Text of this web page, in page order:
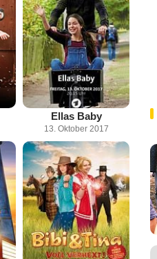
Ellas Baby
13. Oktober 2017